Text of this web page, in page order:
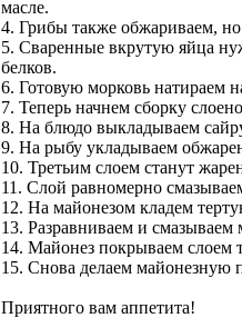
масле.
4. Грибы также обжариваем, но
5. Сваренные вкрутую яйца
белков.
6. Готовую морковь натираем
7. Теперь начнем сборку
8. На блюдо выкладываем
9. На рыбу укладываем
10. Третьим слоем станут
11. Слой равномерно
12. На майонезом кладем
13. Разравниваем и смазываем
14. Майонез покрываем слоем
15. Снова делаем майонезную
Приятного вам аппетита!